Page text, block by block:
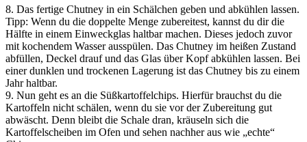
8. Das fertige Chutney in ein Schälchen geben und abkühlen lassen.
Tipp: Wenn du die doppelte Menge zubereitest, kannst du dir die
Hälfte in einem Einweckglas haltbar machen. Dieses jedoch zuvor
mit kochendem Wasser ausspülen. Das Chutney im heißen Zustand
abfüllen, Deckel drauf und das Glas über Kopf abkühlen lassen. Bei
einer dunklen und trockenen Lagerung ist das Chutney bis zu einem
Jahr haltbar.
9. Nun geht es an die Süßkartoffelchips. Hierfür brauchst du die
Kartoffeln nicht schälen, wenn du sie vor der Zubereitung gut
abwäscht. Denn bleibt die Schale dran, kräuseln sich die
Kartoffelscheiben im Ofen und sehen nachher aus wie „echte“